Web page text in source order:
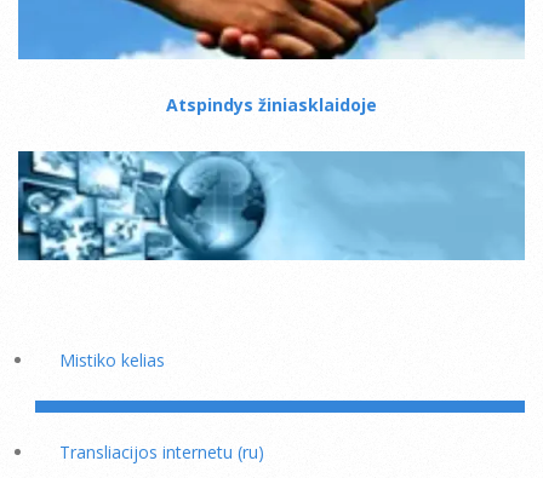
Atspindys žiniasklaidoje
Mistiko kelias
Transliacijos internetu (ru)